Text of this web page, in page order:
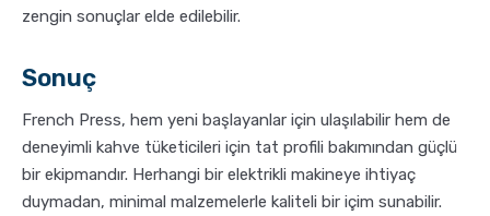
zengin sonuçlar elde edilebilir.
Sonuç
French Press, hem yeni başlayanlar için ulaşılabilir hem de
deneyimli kahve tüketicileri için tat profili bakımından güçlü
bir ekipmandır. Herhangi bir elektrikli makineye ihtiyaç
duymadan, minimal malzemelerle kaliteli bir içim sunabilir.